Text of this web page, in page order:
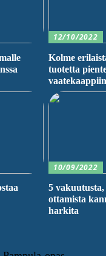
12/10/2022
Kolme
tuotetta
vaatekaappiin
10/09/2022
5
ottamista
harkita